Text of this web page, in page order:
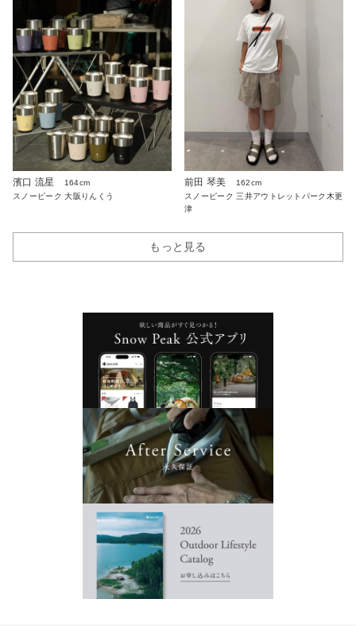
濱口 流星
164cm
スノーピーク 大阪りんくう
前田 琴美
162cm
スノーピーク 三井アウトレットパーク木更
津
もっと見る